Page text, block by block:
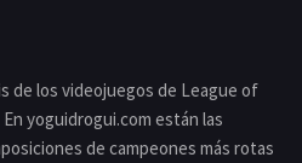
de los videojuegos de League of
yoguidrogui.com están las
de campeones más rotas